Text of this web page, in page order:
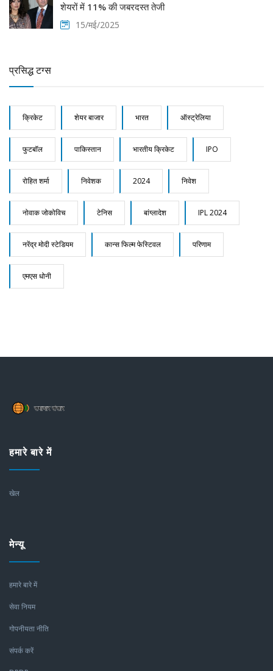
शेयरों में 11% की जबरदस्त तेजी
15/मई/2025
प्रसिद्ध टग्स
क्रिकेट शेयर बाजार भारत ऑस्ट्रेलिया
फुटबॉल पाकिस्तान भारतीय क्रिकेट IPO
रोहित शर्मा निवेशक 2024 निवेश
नोवाक जोकोविच टेनिस बांग्लादेश IPL 2024
नरेंद्र मोदी स्टेडियम कान्स फिल्म फेस्टिवल परिणाम
एमएस धोनी
हमारे बारे में
खेल
मेन्यू
हमारे बारे में
सेवा नियम
गोपनीयता नीति
संपर्क करें